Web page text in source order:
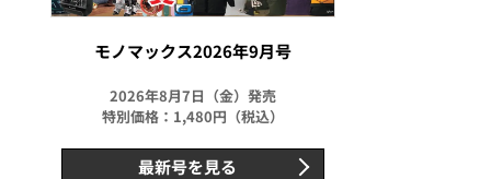
モノマックス2026年9月号
2026年8月7日（金）発売
特別価格：1,480円（税込）
最新号を見る